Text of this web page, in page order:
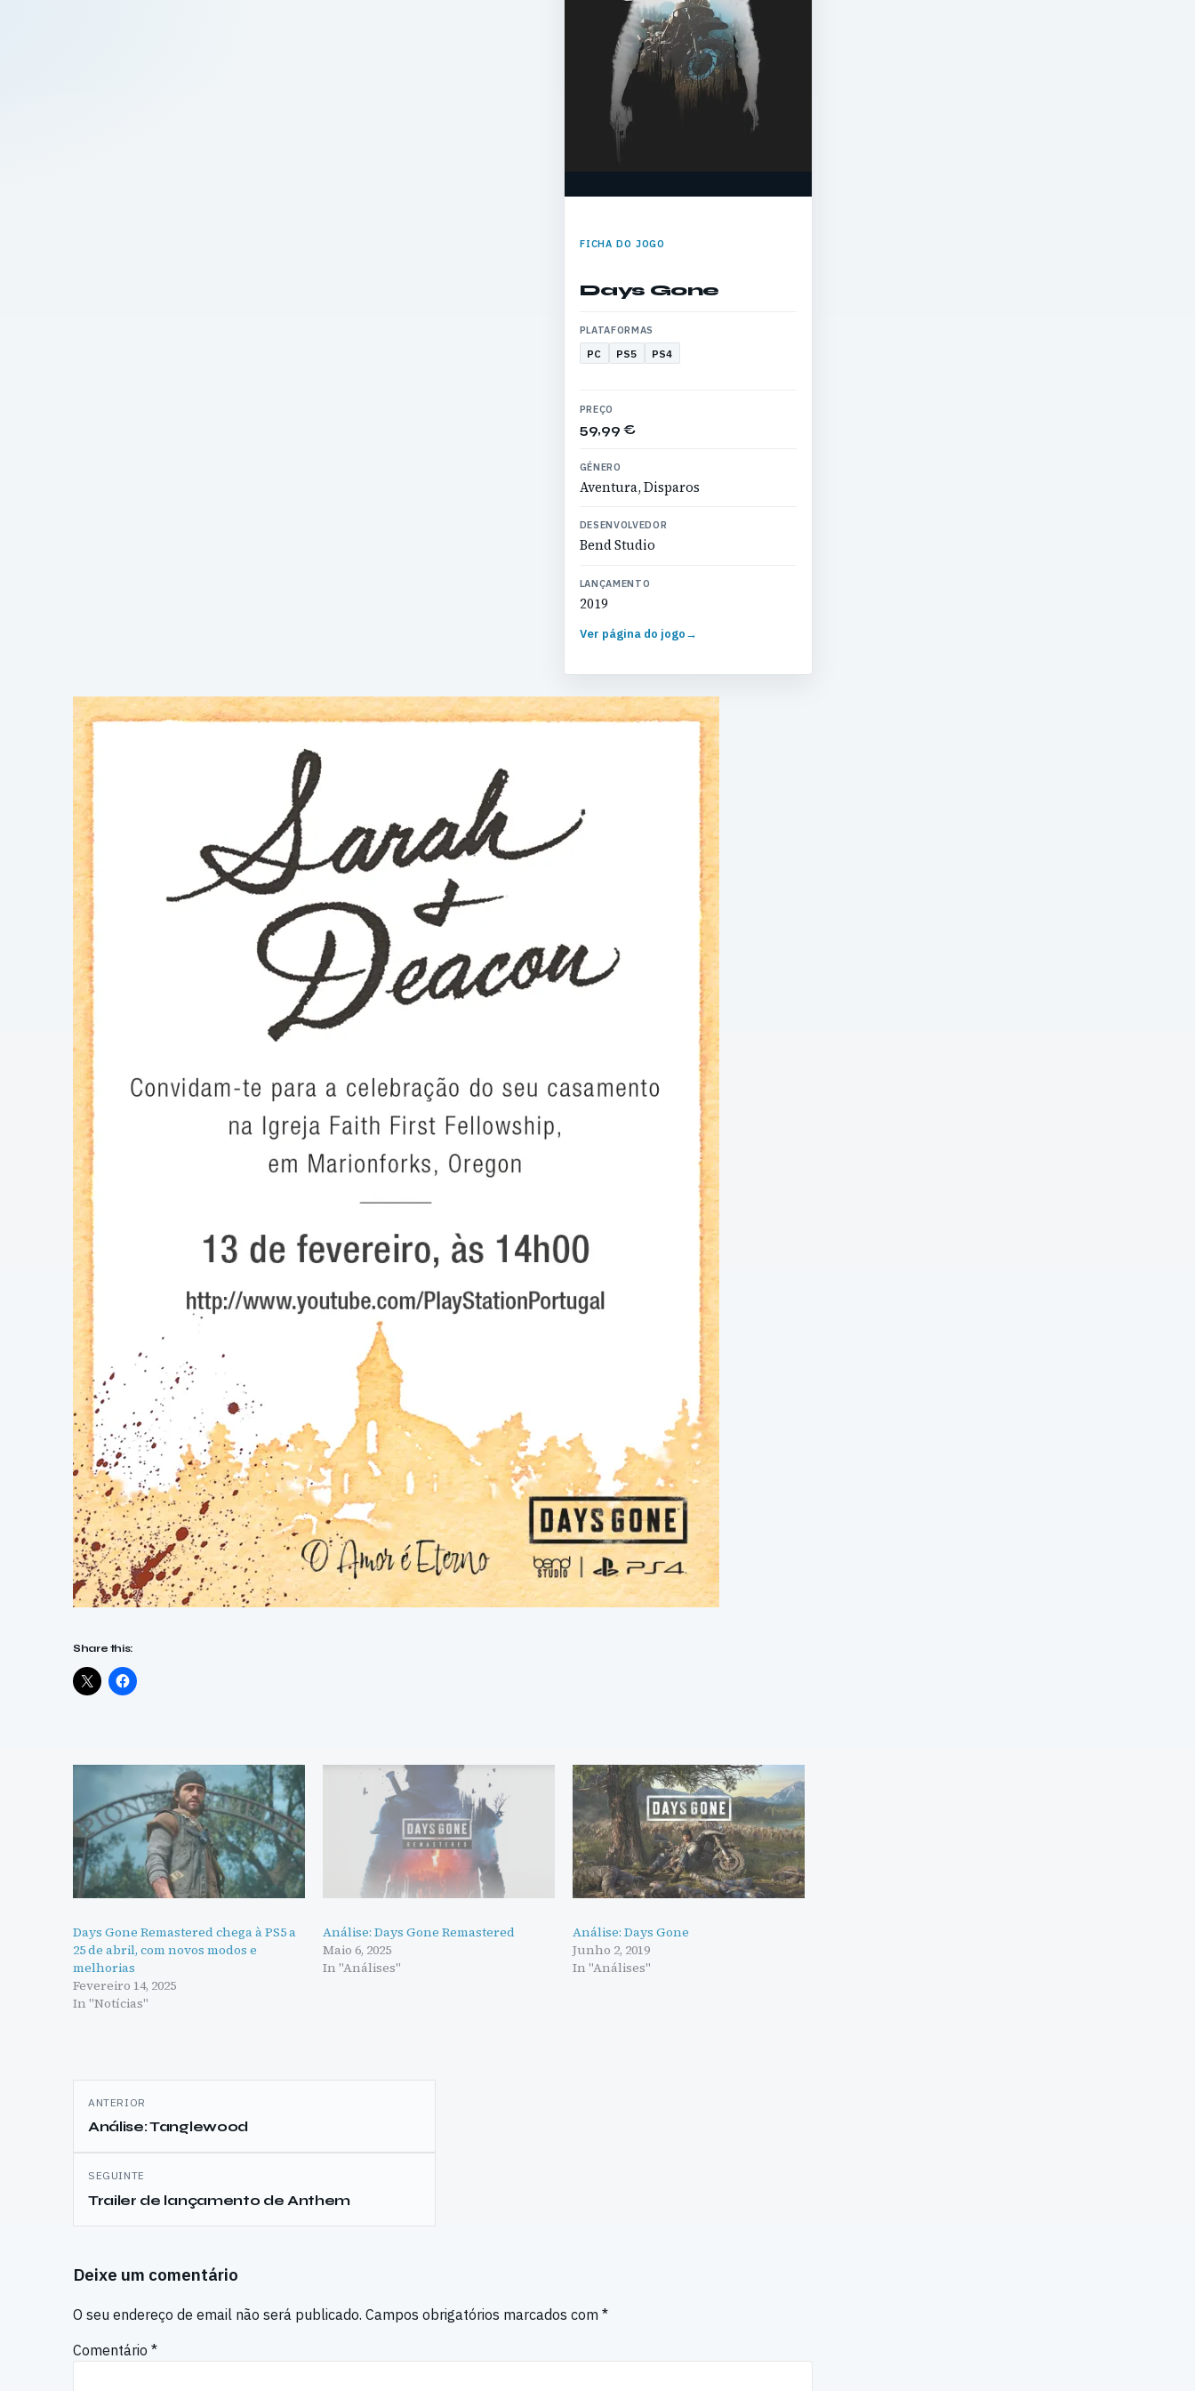
FICHA DO JOGO
Days Gone
PLATAFORMAS
PC PS5 PS4
PREÇO
59,99 €
GÉNERO
Aventura, Disparos
DESENVOLVEDOR
Bend Studio
LANÇAMENTO
2019
Ver página do jogo→
Share this:
Days Gone Remastered chega à PS5 a
25 de abril, com novos modos e
melhorias
Fevereiro 14, 2025
In "Notícias"
Análise: Days Gone Remastered
Maio 6, 2025
In "Análises"
Análise: Days Gone
Junho 2, 2019
In "Análises"
Navegação
de
artigos
ANTERIOR
Análise: Tanglewood
SEGUINTE
Trailer de lançamento de Anthem
Deixe um comentário
O seu endereço de email não será publicado. Campos obrigatórios marcados com *
Comentário *